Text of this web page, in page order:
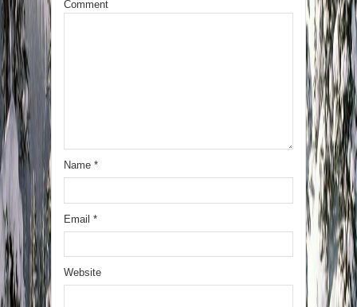
Comment
Name *
Email *
Website